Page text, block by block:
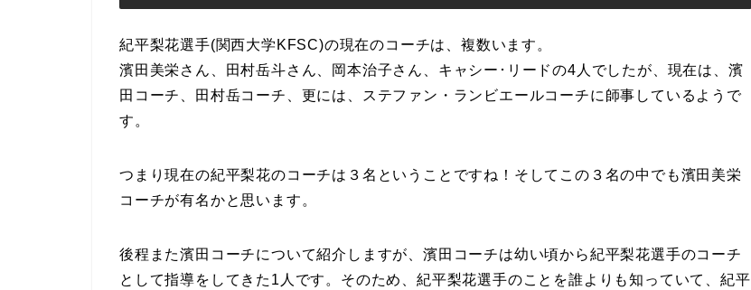
紀平梨花選手(関西大学KFSC)の現在のコーチは、複数います。
濱田美栄さん、田村岳斗さん、岡本治子さん、キャシー･リードの4人でしたが、現在は、濱
田コーチ、田村岳コーチ、更には、ステファン・ランビエールコーチに師事しているようで
す。
つまり現在の紀平梨花のコーチは３名ということですね！そしてこの３名の中でも濱田美栄
コーチが有名かと思います。
後程また濱田コーチについて紹介しますが、濱田コーチは幼い頃から紀平梨花選手のコーチ
として指導をしてきた1人です。そのため、紀平梨花選手のことを誰よりも知っていて、紀平